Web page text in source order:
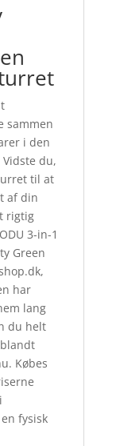
sammen
i den
du,
til at
af din
rigtig
3-in-1
Green
har
lang
du helt
Købes
fysisk